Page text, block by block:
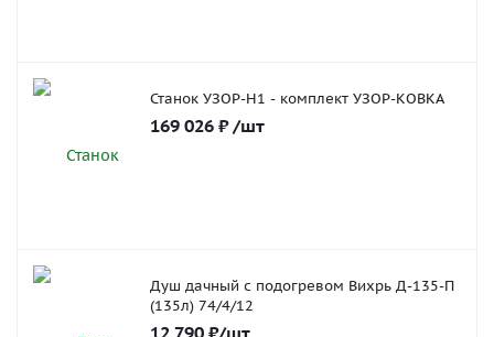
Станок УЗОР-Н1 - комплект УЗОР-КОВКА
169 026 ₽ /шт
Душ дачный с подогревом Вихрь Д-135-П
(135л) 74/4/12